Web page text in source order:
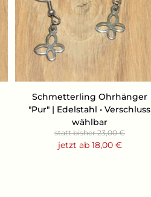
Schmet­ter­ling Ohr­hän­ger
"Pur" | Edel­stahl • Ver­schluss
wähl­bar
statt bisher 23,00 €
jetzt ab 18,00 €